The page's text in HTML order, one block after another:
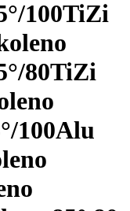
100TiZi
80TiZi
100Alu